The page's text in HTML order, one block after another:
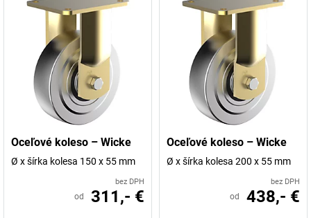
Oceľové koleso – Wicke
Ø x šírka kolesa 150 x 55 mm
bez DPH
od 311,- €
Oceľové koleso – Wicke
Ø x šírka kolesa 200 x 55 mm
bez DPH
od 438,- €